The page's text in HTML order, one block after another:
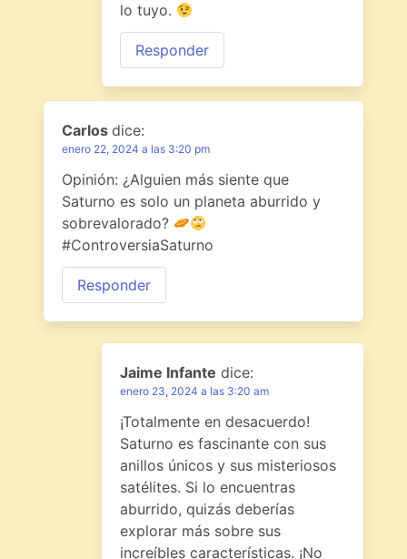
lo tuyo.
Responder
Carlos dice:
enero 22, 2024 a las 3:20 pm
Opinión: ¿Alguien más siente que
Saturno es solo un planeta aburrido y
sobrevalorado?
#ControversiaSaturno
Responder
Jaime Infante dice:
enero 23, 2024 a las 3:20 am
¡Totalmente en desacuerdo!
Saturno es fascinante con sus
anillos únicos y sus misteriosos
satélites. Si lo encuentras
aburrido, quizás deberías
explorar más sobre sus
increíbles características. ¡No